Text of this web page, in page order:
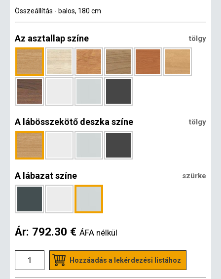
Összeállítás - balos, 180 cm
Az asztallap színe tölgy
A lábösszekötő deszka színe tölgy
A lábazat színe szürke
Ár: 792.30 € ÁFA nélkül
Hozzáadás a lekérdezési listához